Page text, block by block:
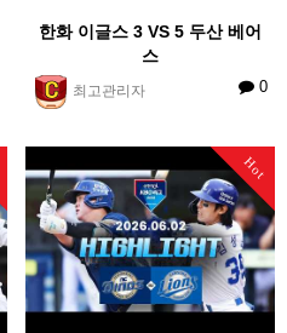
한화 이글스 3 VS 5 두산 베어
스
최고관리자 0
Hot